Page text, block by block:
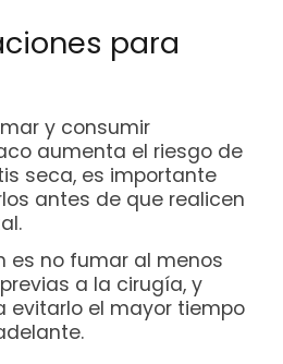
para
y consumir
aumenta el riesgo de
seca, es importante
antes de que realicen
es no fumar al menos
a la cirugía, y
evitarlo el mayor tiempo